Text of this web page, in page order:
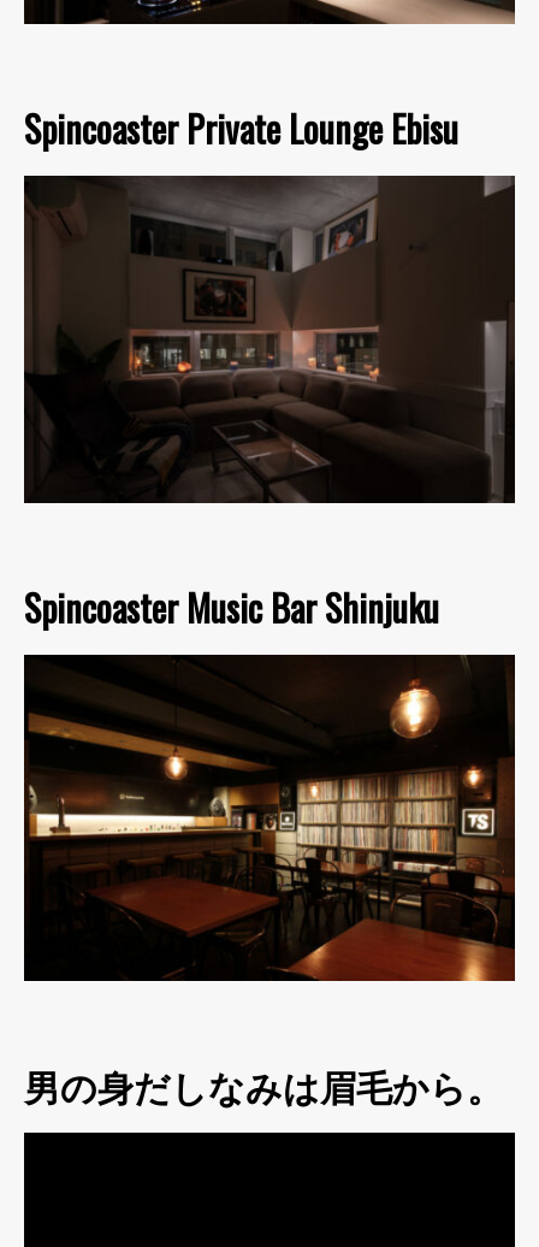
Spincoaster Private Lounge Ebisu
Spincoaster Music Bar Shinjuku
男の身だしなみは眉毛から。